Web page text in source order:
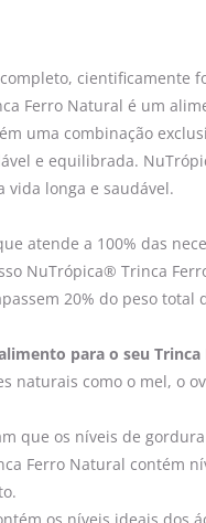
cientificamente
Ferro Natural é um
uma combinação
e equilibrada.
longa e saudável.
atende a 100% das
NuTrópica® Trinca
20% do peso
para o seu Trinca
naturais como o mel,
que os níveis de
Ferro Natural contém